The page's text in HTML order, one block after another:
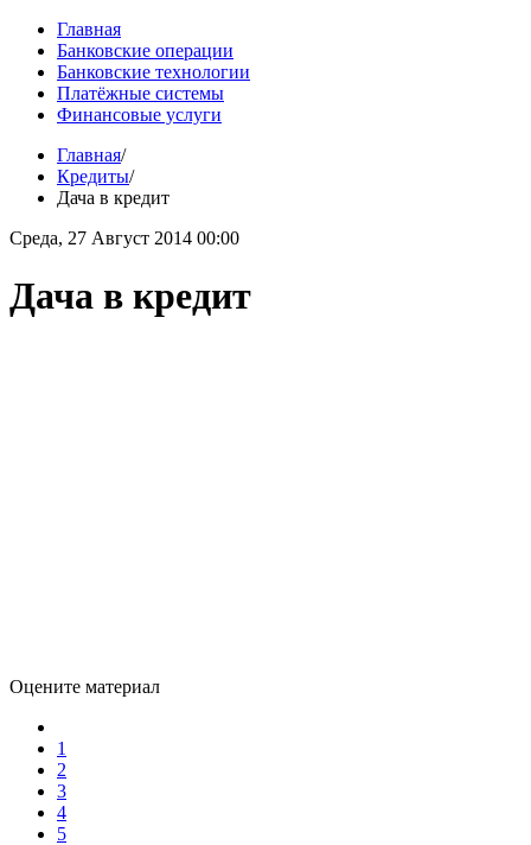
Главная
Банковские операции
Банковские технологии
Платёжные системы
Финансовые услуги
Главная/
Кредиты/
Дача в кредит
Среда, 27 Август 2014 00:00
Дача в кредит
Оцените материал
1
2
3
4
5